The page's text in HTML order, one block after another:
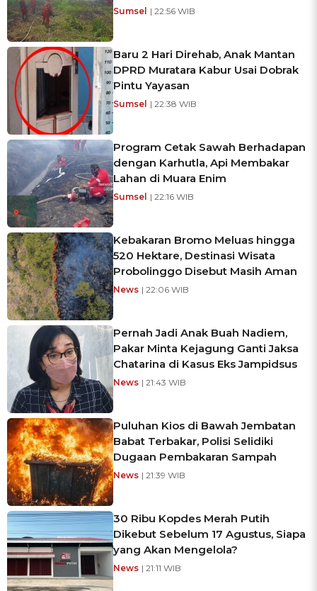
Sumsel | 22:56 WIB
Baru 2 Hari Direhab, Anak Mantan
DPRD Muratara Kabur Usai Dobrak
Pintu Yayasan
Sumsel | 22:38 WIB
Program Cetak Sawah Berhadapan
dengan Karhutla, Api Membakar
Lahan di Muara Enim
Sumsel | 22:16 WIB
Kebakaran Bromo Meluas hingga
520 Hektare, Destinasi Wisata
Probolinggo Disebut Masih Aman
News | 22:06 WIB
Pernah Jadi Anak Buah Nadiem,
Pakar Minta Kejagung Ganti Jaksa
Chatarina di Kasus Eks Jampidsus
News | 21:43 WIB
Puluhan Kios di Bawah Jembatan
Babat Terbakar, Polisi Selidiki
Dugaan Pembakaran Sampah
News | 21:39 WIB
30 Ribu Kopdes Merah Putih
Dikebut Sebelum 17 Agustus, Siapa
yang Akan Mengelola?
News | 21:11 WIB